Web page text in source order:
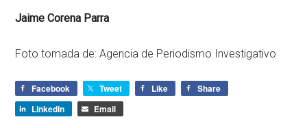
Jaime Corena Parra
Foto tomada de: Agencia de Periodismo Investigativo
Facebook Tweet Like
Share
LinkedIn
Email